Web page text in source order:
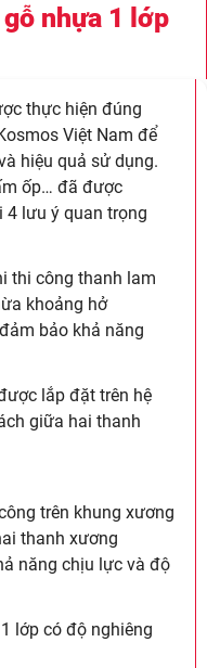
nhựa 1 lớp
thực hiện đúng
Việt Nam để
hiệu quả sử dụng.
ốp… đã được
4 lưu ý quan trọng
thi công thanh lam
khoảng hở
bảo khả năng
lắp đặt trên hệ
giữa hai thanh
trên khung xương
thanh xương
năng chịu lực và độ
lớp có độ nghiêng